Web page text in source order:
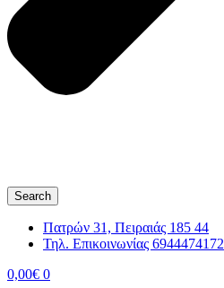
Search
Πατρών 31, Πειραιάς 185 44
Τηλ. Επικοινωνίας 6944474172
0,00€ 0